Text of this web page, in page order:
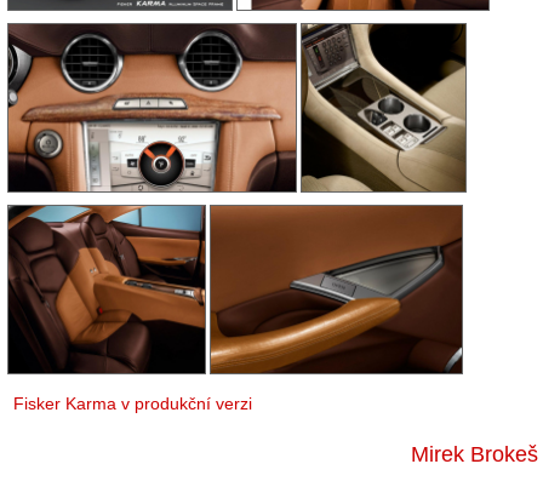
Fisker Karma v produkční verzi
Mirek Brokeš